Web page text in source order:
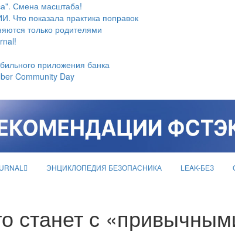
Смена масштаба!
Что показала практика поправок
только родителями
приложения банка
Community Day
ЭНЦИКЛОПЕДИЯ БЕЗОПАСНИКА LEAK-БЕЗ
станет с